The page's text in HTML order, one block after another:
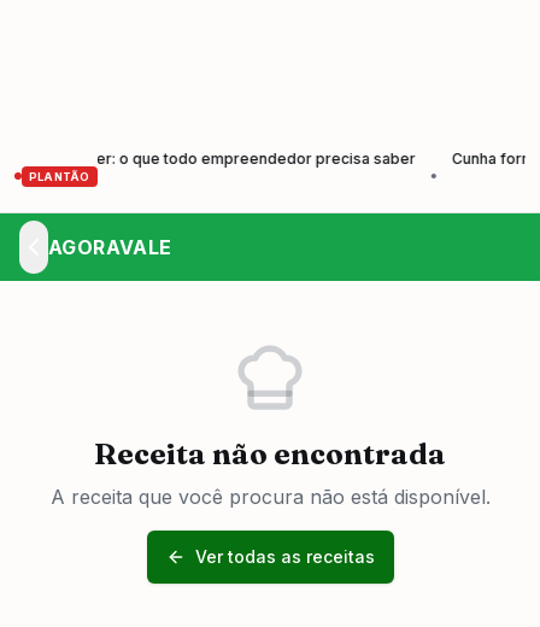
PLANTÃO
Crescer: o que todo empreendedor precisa saber
Cunha forma
AGORAVALE
Receita não encontrada
A receita que você procura não está disponível.
Ver todas as receitas